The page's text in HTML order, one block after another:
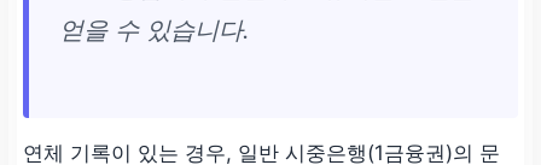
얻을 수 있습니다.
연체 기록이 있는 경우, 일반 시중은행(1금융권)의 문